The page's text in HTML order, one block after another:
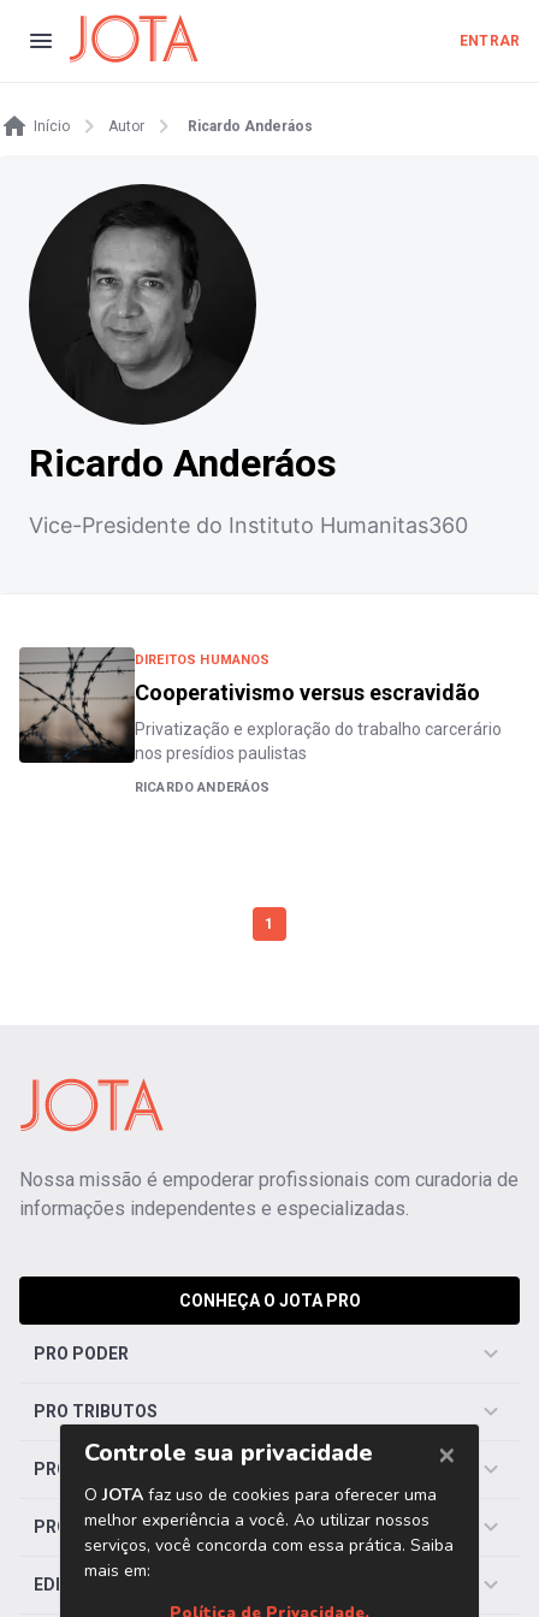
ENTRAR
Início Autor Ricardo Anderáos
Ricardo Anderáos
Vice-Presidente do Instituto Humanitas360
DIREITOS HUMANOS
Cooperativismo versus escravidão
Privatização e exploração do trabalho carcerário
nos presídios paulistas
RICARDO ANDERÁOS
1
Nossa missão é empoderar profissionais com curadoria de
informações independentes e especializadas.
CONHEÇA O JOTA PRO
PRO PODER
PRO TRIBUTOS
PRO TRABALHISTA
PRO SAÚDE
EDITORIAS